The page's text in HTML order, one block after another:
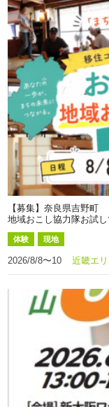
【募集】奈良県吉野町
地域おこし協力隊お試し
体験 現地
2026/8/8〜10 近畿エ